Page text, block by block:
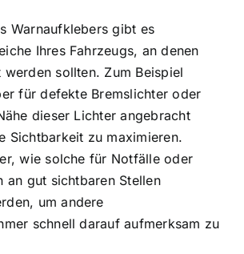
Warnaufklebers gibt es
Ihres Fahrzeugs, an denen
werden sollten. Zum Beispiel
für defekte Bremslichter oder
dieser Lichter angebracht
Sichtbarkeit zu maximieren.
wie solche für Notfälle oder
an gut sichtbaren Stellen
um andere
schnell darauf aufmerksam zu